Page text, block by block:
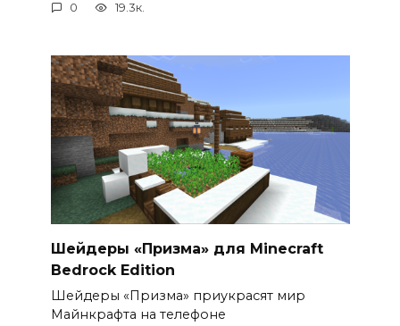
0 19.3к.
Шейдеры «Призма» для Minecraft
Bedrock Edition
Шейдеры «Призма» приукрасят мир
Майнкрафта на телефоне